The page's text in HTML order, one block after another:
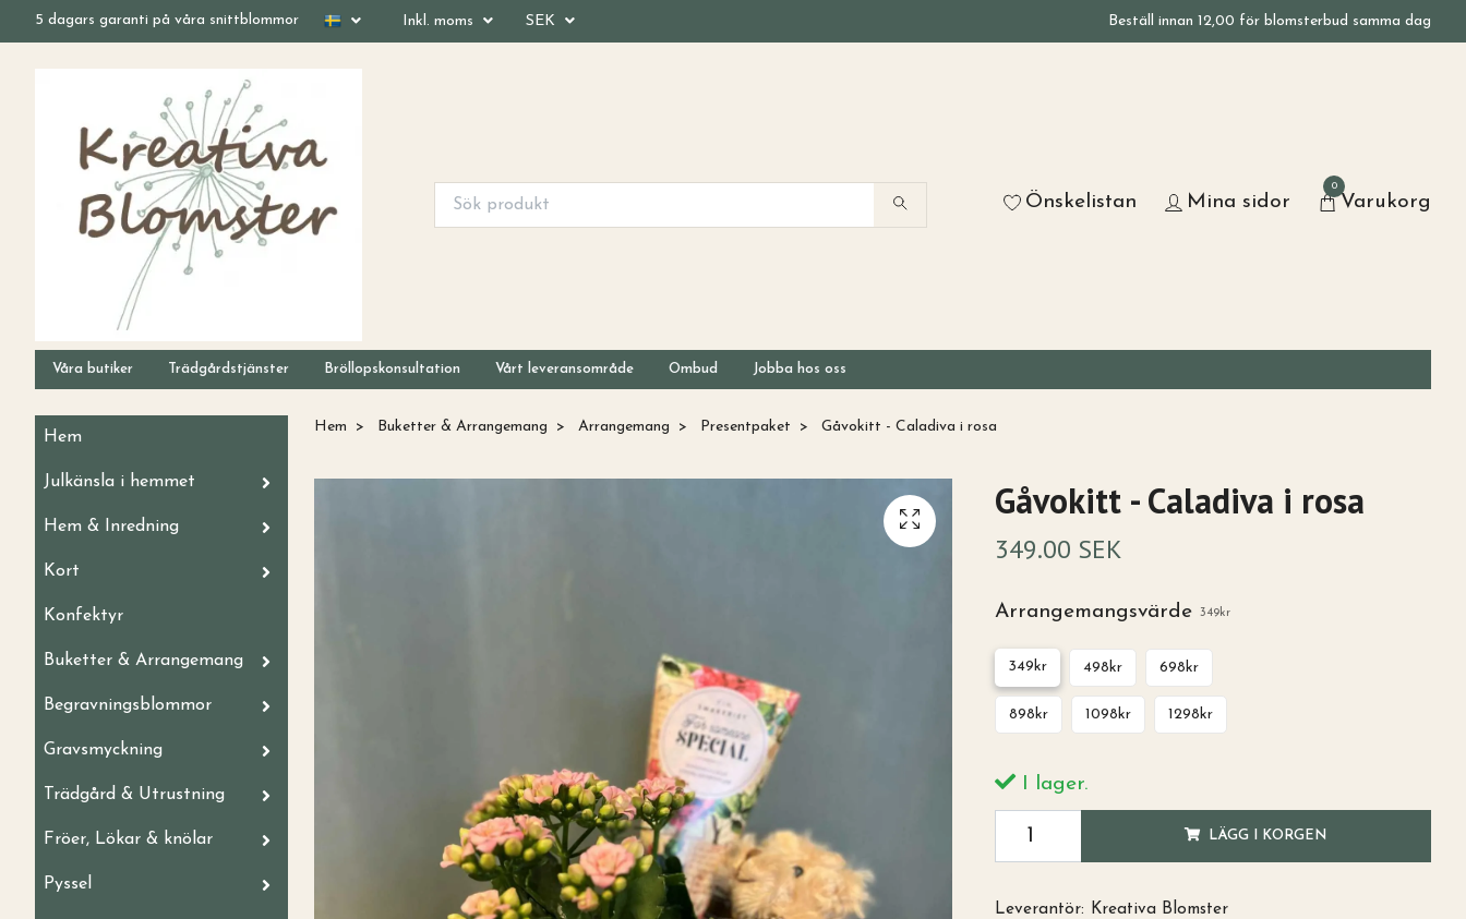
5 dagars garanti på våra snittblommor Inkl. moms SEK Beställ innan 12,00 för blomsterbud samma dag
Önskelistan Mina sidor
0
Varukorg
Våra butiker Trädgårdstjänster Bröllopskonsultation Vårt leveransområde Ombud Jobba hos oss
Hem
Julkänsla i hemmet
Hem & Inredning
Kort
Konfektyr
Buketter & Arrangemang
Begravningsblommor
Gravsmyckning
Trädgård & Utrustning
Fröer, Lökar & knölar
Pyssel
Hem Buketter & Arrangemang Arrangemang Presentpaket Gåvokitt - Caladiva i rosa
Gåvokitt - Caladiva i rosa
349.00 SEK
Arrangemangsvärde 349kr
349kr 498kr 698kr
898kr 1098kr 1298kr
I lager.
LÄGG I KORGEN
Leverantör: Kreativa Blomster